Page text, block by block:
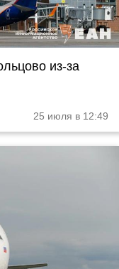
из-за
25 июля в 12:49